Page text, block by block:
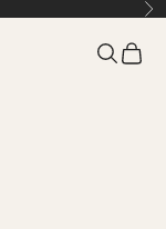
Buscar